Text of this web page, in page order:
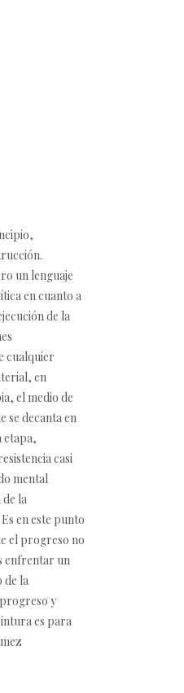
un lenguaje
en cuanto a
de la
cualquier
en
el medio de
se decanta en
etapa,
casi
mental
la
en este punto
el progreso no
enfrentar un
de la
y
es para